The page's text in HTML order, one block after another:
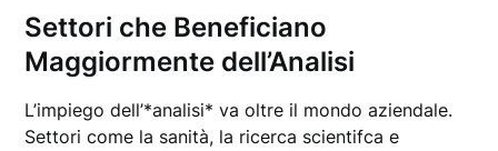
Settori che Beneficiano
Maggiormente dell’Analisi
L’impiego dell’*analisi* va oltre il mondo aziendale.
Settori come la sanità, la ricerca scientifca e